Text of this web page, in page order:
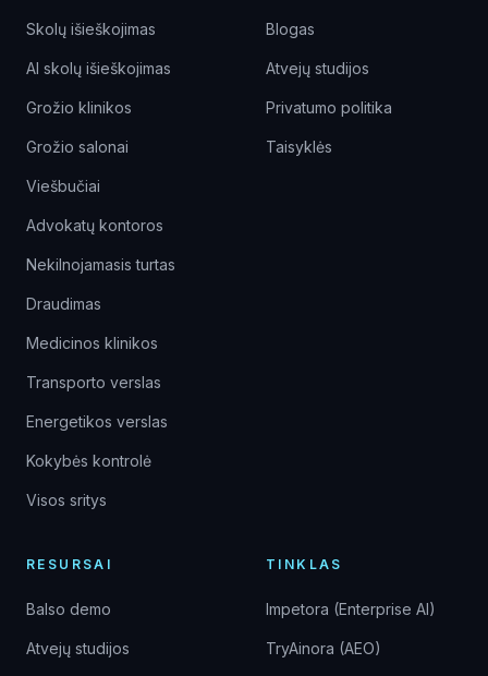
Skolų išieškojimas
AI skolų išieškojimas
Grožio klinikos
Grožio salonai
Viešbučiai
Advokatų kontoros
Nekilnojamasis turtas
Draudimas
Medicinos klinikos
Transporto verslas
Energetikos verslas
Kokybės kontrolė
Visos sritys
Blogas
Atvejų studijos
Privatumo politika
Taisyklės
RESURSAI
Balso demo
Atvejų studijos
TINKLAS
Impetora (Enterprise AI)
TryAinora (AEO)